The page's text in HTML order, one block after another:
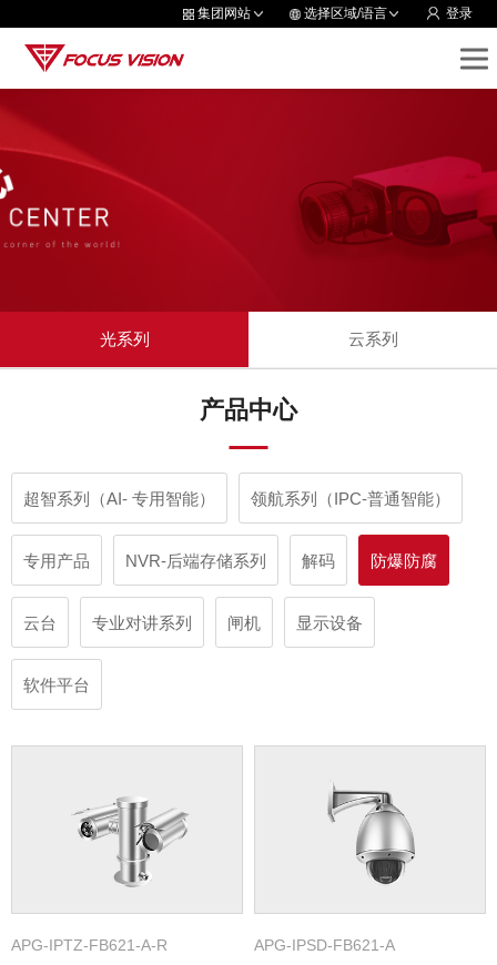
集团网站 选择区域/语言 登录
光系列 云系列
产品中心
超智系列（AI- 专用智能） 领航系列（IPC-普通智能）
专用产品 NVR-后端存储系列 解码 防爆防腐
云台 专业对讲系列 闸机 显示设备
软件平台
APG-IPTZ-FB621-A-R APG-IPSD-FB621-A